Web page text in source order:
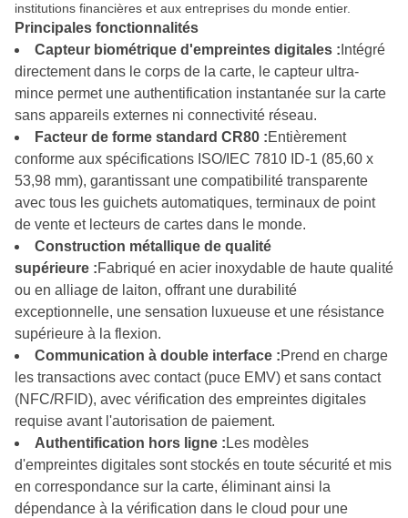
institutions financières et aux entreprises du monde entier.
Principales fonctionnalités
Capteur biométrique d'empreintes digitales : Intégré
directement dans le corps de la carte, le capteur ultra-
mince permet une authentification instantanée sur la carte
sans appareils externes ni connectivité réseau.
Facteur de forme standard CR80 :Entièrement
conforme aux spécifications ISO/IEC 7810 ID-1 (85,60 x
53,98 mm), garantissant une compatibilité transparente
avec tous les guichets automatiques, terminaux de point
de vente et lecteurs de cartes dans le monde.
Construction métallique de qualité
supérieure :Fabriqué en acier inoxydable de haute qualité
ou en alliage de laiton, offrant une durabilité
exceptionnelle, une sensation luxueuse et une résistance
supérieure à la flexion.
Communication à double interface :Prend en charge
les transactions avec contact (puce EMV) et sans contact
(NFC/RFID), avec vérification des empreintes digitales
requise avant l'autorisation de paiement.
Authentification hors ligne :Les modèles
d'empreintes digitales sont stockés en toute sécurité et mis
en correspondance sur la carte, éliminant ainsi la
dépendance à la vérification dans le cloud pour une